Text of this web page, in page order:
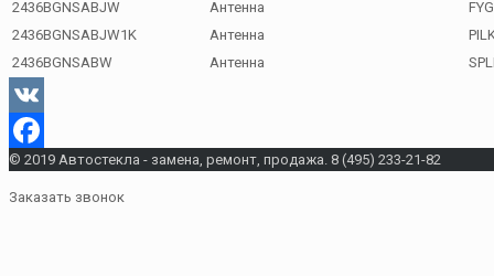
2436BGNSABJW
Антенна
FYG
2436BGNSABJW1K
Антенна
2436BGNSABW
Антенна
VK
Facebook
© 2019 Автостекла - замена, ремонт, продажа. 8 (495) 233-21-82
Заказать звонок